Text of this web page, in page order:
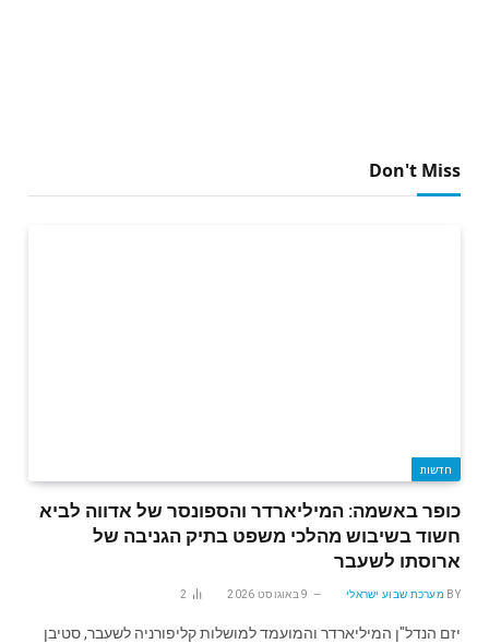
Don't Miss
חדשות
כופר באשמה: המיליארדר והספונסר של אדווה לביא
חשוד בשיבוש מהלכי משפט בתיק הגניבה של
ארוסתו לשעבר
BY מערכת שבוע ישראלי 9 באוגוסט 2026 2
יזם הנדל"ן המיליארדר והמועמד למושלות קליפורניה לשעבר, סטיבן